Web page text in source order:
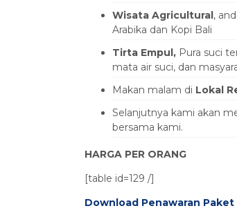
Wisata Agricultural ,
Arabika dan Kopi Bali
Tirta Empul, Pura suci
mata air suci, dan
Makan malam di Lokal
Selanjutnya kami akan
bersama kami.
HARGA PER ORANG
[table id=129 /]
Download Penawaran